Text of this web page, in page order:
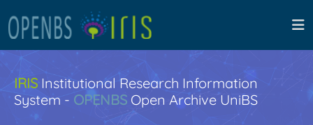
IRISInstitutional Research Information
System - OPENBS Open Archive UniBS